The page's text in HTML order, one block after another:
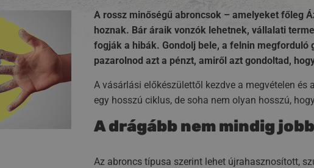
A rossz minőségű abroncsok – amelyeket főleg
hoznak. Bár áraik vonzók lehetnek, vállalati
fogják a hibák. Gondolj bele, a felnin
pazarolnod azt a pénzt, amiről azt gondoltad,
A vásárlási előkészülettől kezdve a megvételen
egy hosszú ciklus, de soha nem olyan hosszú,
A drágább nem mindig jobb
Az abroncs típusa szerint lehet újrahasznosított,